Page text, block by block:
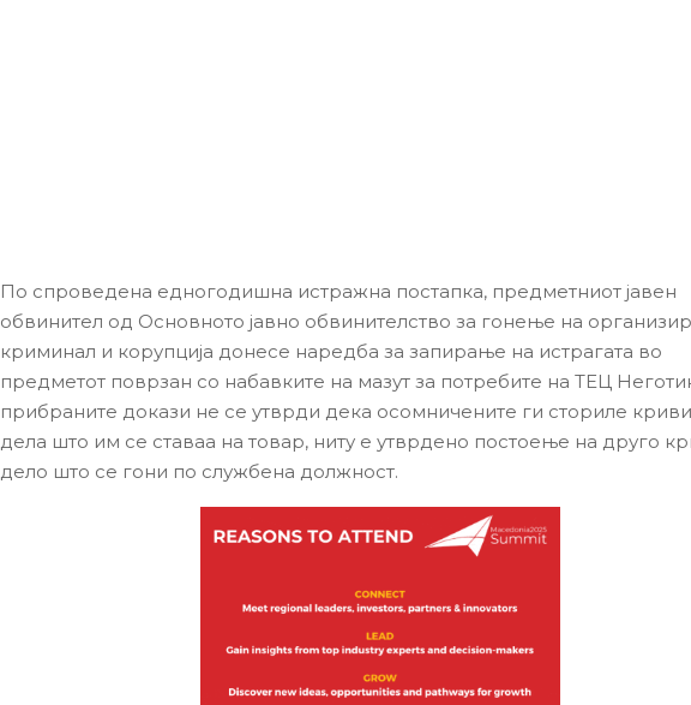
По спроведена едногодишна истражна постапка, предметниот јавен
обвинител од Основното јавно обвинителство за гонење на
криминал и корупција донесе наредба за запирање на истрагата во
предметот поврзан со набавките на мазут за потребите на ТЕЦ
прибраните докази не се утврди дека осомничените ги сториле
дела што им се ставаа на товар, ниту е утврдено постоење на друго
дело што се гони по службена должност.